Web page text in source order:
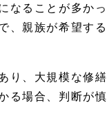
なることが多かっ
、親族が希望する
り、大規模な修繕
る場合、判断が慎